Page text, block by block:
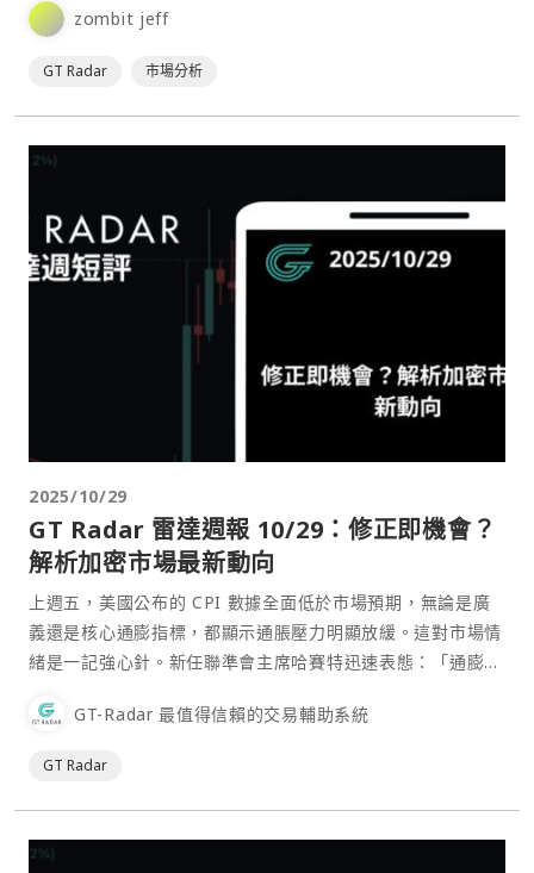
zombit jeff
GT Radar 市場分析
2025/10/29
GT Radar 雷達週報 10/29：修正即機會？
解析加密市場最新動向
上週五，美國公布的 CPI 數據全面低於市場預期，無論是廣
義還是核心通膨指標，都顯示通脹壓力明顯放緩。這對市場情
緒是一記強心針。新任聯準會主席哈賽特迅速表態：「通膨正
—— 形同讓這份「好數據」的正面效應持續兩個月。
GT-Radar 最值得信賴的交易輔助系統
GT Radar